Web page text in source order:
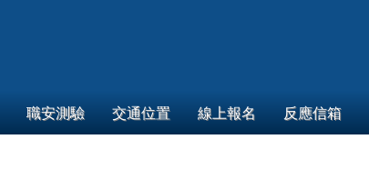
職安測驗 交通位置 線上報名 反應信箱